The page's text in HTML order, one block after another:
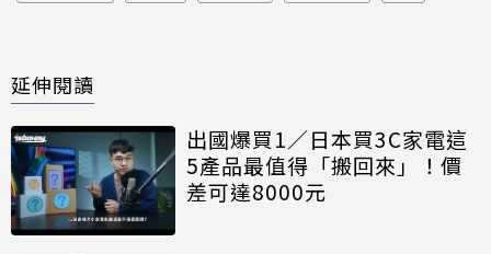
延伸閱讀
出國爆買1／日本買3C家電這
5產品最值得「搬回來」！價
差可達8000元